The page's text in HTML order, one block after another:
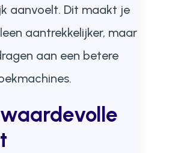
aanvoelt. Dit maakt je
aantrekkelijker, maar
aan een betere